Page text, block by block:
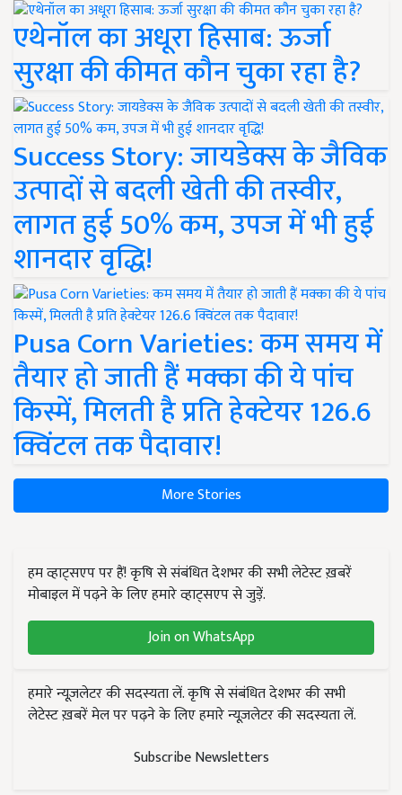
एथेनॉल का अधूरा हिसाब: ऊर्जा
सुरक्षा की कीमत कौन चुका रहा है?
Success Story: जायडेक्स के जैविक
उत्पादों से बदली खेती की तस्वीर,
लागत हुई 50% कम, उपज में भी हुई
शानदार वृद्धि!
Pusa Corn Varieties: कम समय में
तैयार हो जाती हैं मक्का की ये पांच
किस्में, मिलती है प्रति हेक्टेयर 126.6
क्विंटल तक पैदावार!
More Stories
हम व्हाट्सएप पर हैं! कृषि से संबंधित देशभर की सभी लेटेस्ट ख़बरें
मोबाइल में पढ़ने के लिए हमारे व्हाट्सएप से जुड़ें.
Join on WhatsApp
हमारे न्यूज़लेटर की सदस्यता लें. कृषि से संबंधित देशभर की सभी
लेटेस्ट ख़बरें मेल पर पढ़ने के लिए हमारे न्यूज़लेटर की सदस्यता लें.
Subscribe Newsletters